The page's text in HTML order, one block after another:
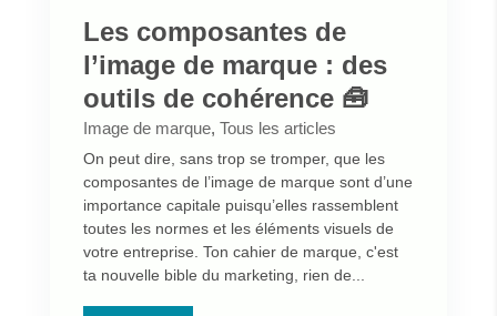
Les composantes de
l’image de marque : des
outils de cohérence 🧰
Image de marque, Tous les articles
On peut dire, sans trop se tromper, que les
composantes de l’image de marque sont d’une
importance capitale puisqu’elles rassemblent
toutes les normes et les éléments visuels de
votre entreprise. Ton cahier de marque, c'est
ta nouvelle bible du marketing, rien de...